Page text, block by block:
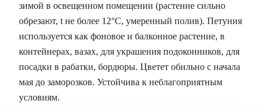
зимой в освещенном помещении (растение сильно
обрезают, t не более 12°C, умеренный полив). Петуния
используется как фоновое и балконное растение, в
контейнерах, вазах, для украшения подоконников, для
посадки в рабатки, бордюры. Цветет обильно с начала
мая до заморозков. Устойчива к неблагоприятным
условиям.